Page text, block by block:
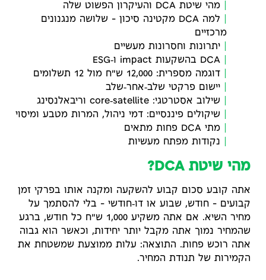
מהי שיטת DCA והעיקרון הפשוט שלה
למה DCA מקטינה סיכון – שלושה מנגנונים
מרכזיים
יתרונות וחסרונות מעשיים
DCA בהשקעות impact ו‑ESG
דוגמה מספרית: 12,000 ש"ח מול 12 תשלומים
יישום פרקטי שלב‑אחר‑שלב
שילוב אסטרטגי: core‑satellite וריבאלנסינג
שיקולים פיננסיים: דמי ניהול, המרות מטבע ומיסוי
מתי DCA פחות מתאים
נקודות מפתח מעשיות
מהי שיטת DCA?
אתה קובע סכום קבוע להשקעה ומקנה אותו בפרקי זמן
קבועים – חודש, שבוע או דו‑חודשי – בלי להסתמך על
מחיר השיא. אם אתה משקיע 1,000 ש"ח כל חודש, ברגע
שהמחיר נמוך אתה מקבל יותר יחידות, וכאשר הוא גבוה
אתה רוכש פחות. התוצאה: עלות ממוצעת שמשטחת את
הקמירות של תנודת המחיר.